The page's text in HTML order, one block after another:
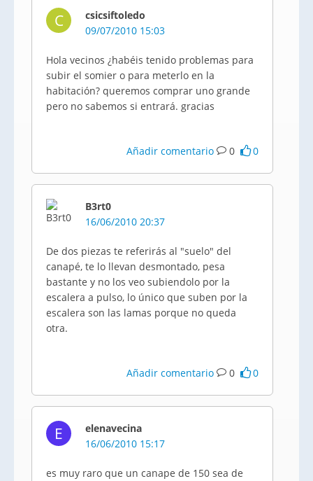
C
csicsiftoledo
09/07/2010 15:03
Hola vecinos ¿habéis tenido problemas para
subir el somier o para meterlo en la
habitación? queremos comprar uno grande
pero no sabemos si entrará. gracias
Añadir comentario 0 0
B3rt0
16/06/2010 20:37
De dos piezas te referirás al "suelo" del
canapé, te lo llevan desmontado, pesa
bastante y no los veo subiendolo por la
escalera a pulso, lo único que suben por la
escalera son las lamas porque no queda
otra.
Añadir comentario 0 0
E
elenavecina
16/06/2010 15:17
es muy raro que un canape de 150 sea de